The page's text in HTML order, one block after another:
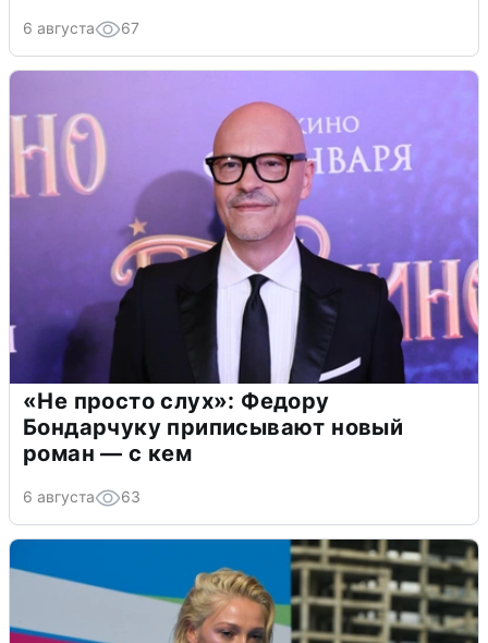
6 августа 67
«Не просто слух»: Федору
Бондарчуку приписывают новый
роман — с кем
6 августа 63